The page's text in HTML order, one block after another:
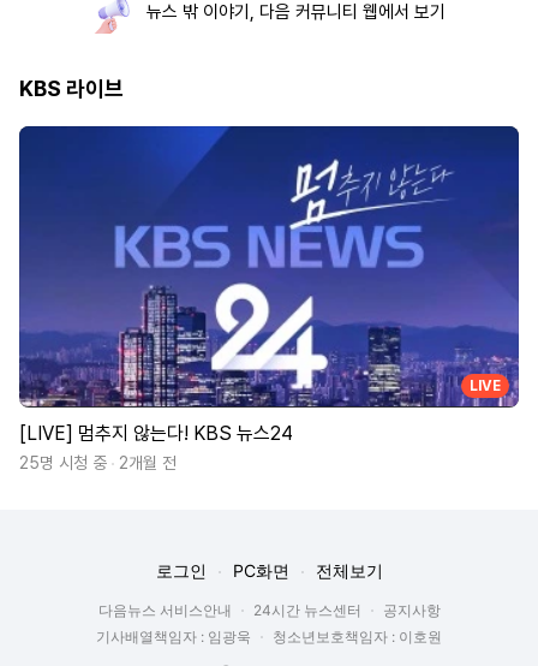
뉴스 밖 이야기, 다음 커뮤니티 웹에서 보기
KBS 라이브
LIVE
[LIVE] 멈추지 않는다! KBS 뉴스24
25명 시청 중 2개월 전
로그인 PC화면 전체보기
다음뉴스 서비스안내 24시간 뉴스센터
공지사항
기사배열책임자 : 임광욱
청소년보호책임자 : 이호원